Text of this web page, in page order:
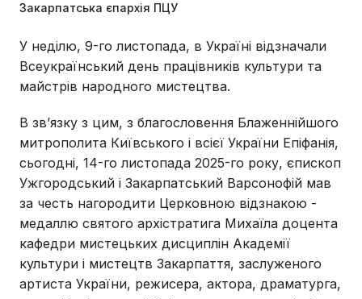
Закарпатська єпархія ПЦУ
У неділю, 9-го листопада, в Україні відзначали
Всеукраїнський день працівників культури та
майстрів народного мистецтва.
В звʼязку з цим, з благословення Блаженнійшого
митрополита Київського і всієї України Епіфанія,
сьогодні, 14-го листопада 2025-го року, єпископ
Ужгородський і Закарпатський Варсонофій мав
за честь нагородити Церковною відзнакою -
медаллю святого архістратига Михаїла доцента
кафедри мистецьких дисциплін Академії
культури і мистецтв Закарпаття, заслуженого
артиста України, режисера, актора, драматурга,